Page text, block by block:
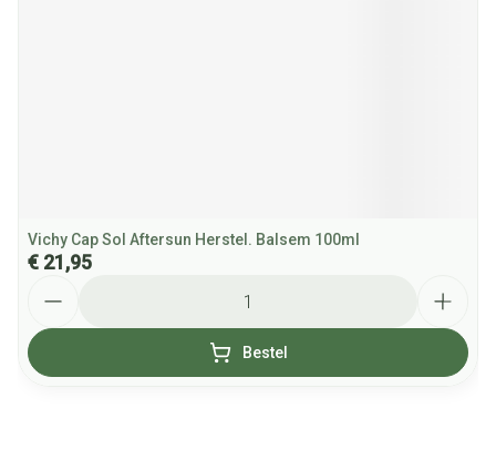
Vichy Cap Sol Aftersun Herstel. Balsem 100ml
€ 21,95
Bestel